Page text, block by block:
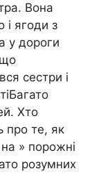
Вона
ягоди з
у дороги
сестри і
Хто
про те, як
» порожні
розумних